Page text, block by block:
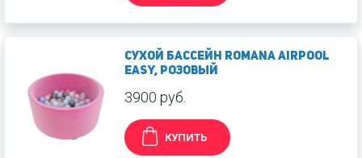
Сухой бассейн Romana Airpool
Easy, розовый
3900 руб.
КУПИТЬ